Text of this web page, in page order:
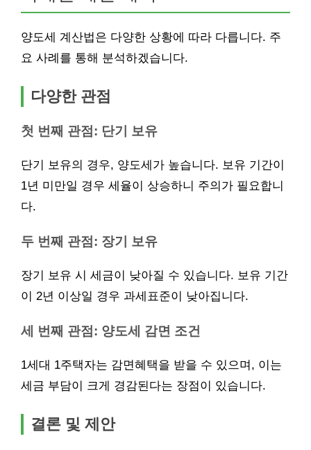
양도세 계산법은 다양한 상황에 따라 다릅니다. 주
요 사례를 통해 분석하겠습니다.
다양한 관점
첫 번째 관점: 단기 보유
단기 보유의 경우, 양도세가 높습니다. 보유 기간이
1년 미만일 경우 세율이 상승하니 주의가 필요합니
다.
두 번째 관점: 장기 보유
장기 보유 시 세금이 낮아질 수 있습니다. 보유 기간
이 2년 이상일 경우 과세표준이 낮아집니다.
세 번째 관점: 양도세 감면 조건
1세대 1주택자는 감면혜택을 받을 수 있으며, 이는
세금 부담이 크게 경감된다는 장점이 있습니다.
결론 및 제안